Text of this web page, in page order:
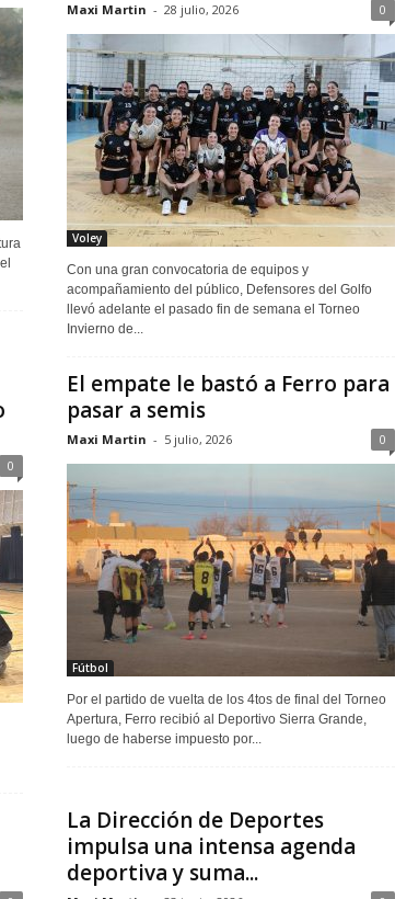
Maxi Martin - 28 julio, 2026 0
Voley
Con una gran convocatoria de equipos y
acompañamiento del público, Defensores del Golfo
llevó adelante el pasado fin de semana el Torneo
Invierno de...
0
El empate le bastó a Ferro para
pasar a semis
Maxi Martin - 5 julio, 2026 0
Fútbol
Por el partido de vuelta de los 4tos de final del Torneo
Apertura, Ferro recibió al Deportivo Sierra Grande,
luego de haberse impuesto por...
La Dirección de Deportes
impulsa una intensa agenda
deportiva y suma...